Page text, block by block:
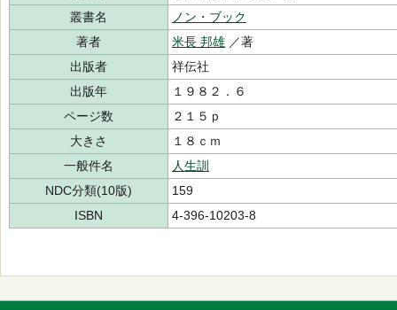
叢書名
ノン・ブック
著者
米長 邦雄 ／著
出版者
祥伝社
出版年
１９８２．６
ページ数
２１５ｐ
大きさ
１８ｃｍ
一般件名
人生訓
NDC分類(10版)
159
ISBN
4-396-10203-8